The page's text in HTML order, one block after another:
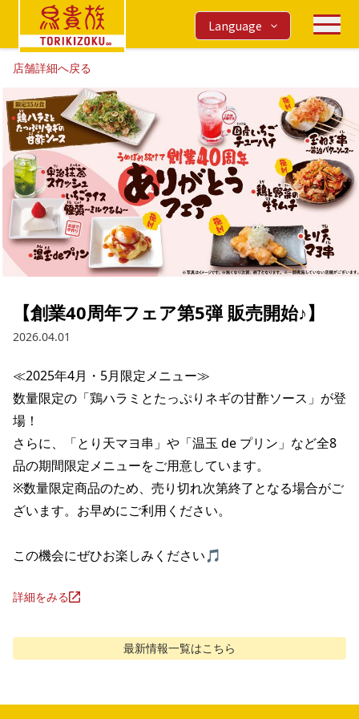
Language
店舗詳細へ戻る
【創業40周年フェア第5弾 販売開始♪】
2026.04.01
≪2025年4月・5月限定メニュー≫
数量限定の「鶏ハラミとたっぷりネギの甘酢ソース」が登
場！
さらに、「とり天マヨ串」や「温玉 de プリン」など全8
品の期間限定メニューをご用意しています。
※数量限定商品のため、売り切れ次第終了となる場合がご
ざいます。お早めにご利用ください。
この機会にぜひお楽しみください🎵
詳細をみる
最新情報一覧はこちら